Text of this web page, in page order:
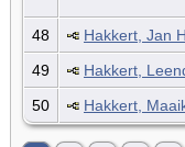
48 Hakkert, Jan
49
Hakkert,
50
Hakkert,